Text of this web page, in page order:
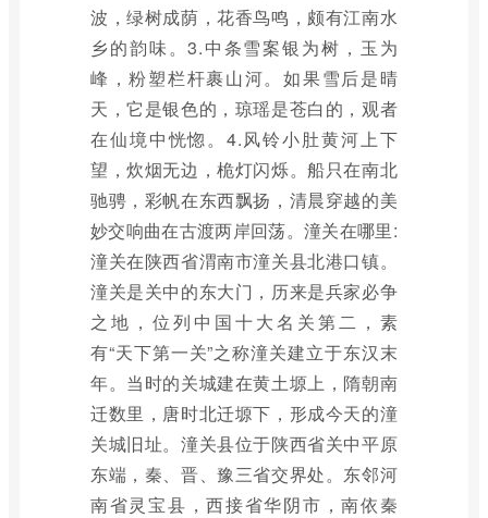
波，绿树成荫，花香鸟鸣，颇有江南水
乡的韵味。3.中条雪案银为树，玉为
峰，粉塑栏杆裹山河。如果雪后是晴
天，它是银色的，琼瑶是苍白的，观者
在仙境中恍惚。4.风铃小肚黄河上下
望，炊烟无边，桅灯闪烁。船只在南北
驰骋，彩帆在东西飘扬，清晨穿越的美
妙交响曲在古渡两岸回荡。潼关在哪里:
潼关在陕西省渭南市潼关县北港口镇。
潼关是关中的东大门，历来是兵家必争
之地，位列中国十大名关第二，素
有“天下第一关”之称潼关建立于东汉末
年。当时的关城建在黄土塬上，隋朝南
迁数里，唐时北迁塬下，形成今天的潼
关城旧址。潼关县位于陕西省关中平原
东端，秦、晋、豫三省交界处。东邻河
南省灵宝县，西接省华阴市，南依秦